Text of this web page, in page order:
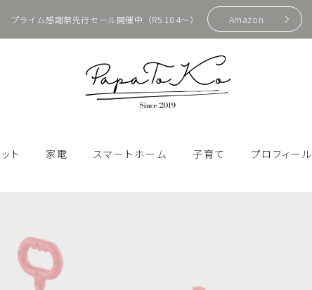
プライム感謝祭先行セール開催中（R5.10.4〜） Amazon
ト
辺機器
家電
カメラ・ビデオ
ジンバル
スマートホーム 子育て プロフィール
ガジェット